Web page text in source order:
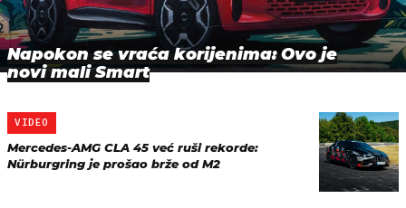
Napokon se vraća korijenima: Ovo je
novi mali Smart
VIDEO
Mercedes-AMG CLA 45 već ruši rekorde:
Nürburgring je prošao brže od M2